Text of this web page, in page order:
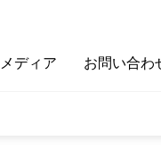
メディア お問い合わ